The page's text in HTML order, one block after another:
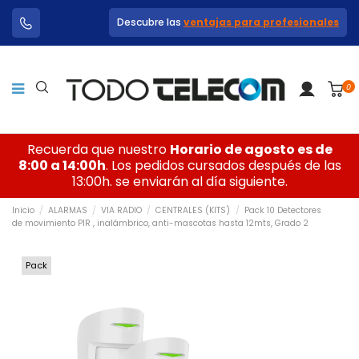
Descubre las ventajas para profesionales
0
Recuerda que nuestro Horario de agosto es de
8:00 a 14:00h. Los pedidos cursados después de las
13:00h. se enviarán al día siguiente.
Inicio ALARMAS VIA RADIO CENTRALES (KITS)
Pack 10 Detectores
de movimiento PIR , inalámbrico, anti-mascotas hasta 12mts, Grado 2
Pack